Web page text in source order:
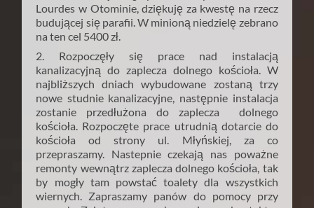
Lourdes w Otominie,dziękuję za kwestę na rzecz
budującej się parafii. W minioną niedzielę zebrano
na ten cel 5400 zł.
2. Rozpoczęły się prace nad instalacją
kanalizacyjną do zaplecza dolnego kościoła. W
najbliższych dniach wybudowane zostaną trzy
nowe studnie kanalizacyjne, następnie instalacja
zostanie przedłużona do zaplecza
dolnego
kościoła. Rozpoczęte prace utrudnią dotarcie do
kościoła od strony ul. Młyńskiej, za co
przepraszamy. Nastepnie czekają nas poważne
remonty wewnątrz zaplecza dolnego kościoła, tak
by mogły tam powstać toalety dla wszystkich
wiernych. Zapraszamy panów do pomocy przy